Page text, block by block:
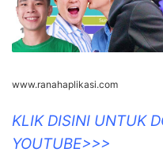
www.ranahaplikasi.com
KLIK DISINI UNTUK
YOUTUBE>>>